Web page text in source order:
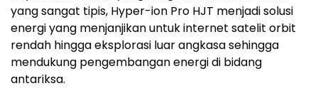
yang sangat tipis, Hyper-ion Pro HJT menjadi solusi
energi yang menjanjikan untuk internet satelit orbit
rendah hingga eksplorasi luar angkasa sehingga
mendukung pengembangan energi di bidang
antariksa.